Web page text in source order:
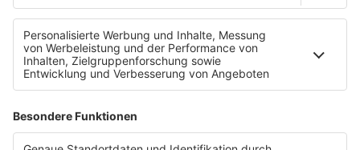
Wert des Packages: 360,- Euro
www.somni.at